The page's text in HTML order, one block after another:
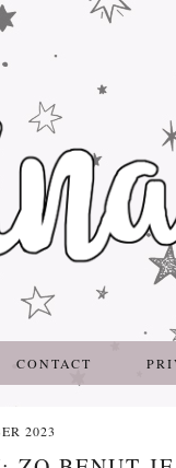
CONTACT
2023